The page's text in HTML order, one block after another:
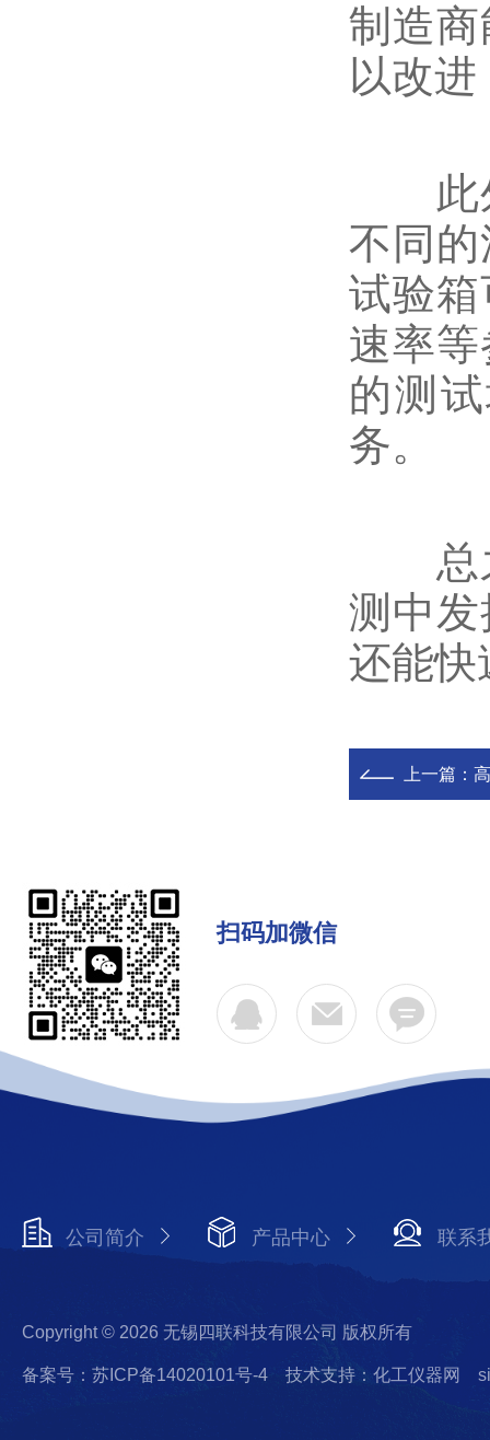
制造
以改
此外
不同
试验
速率
的测
务。
总之
测中
还能快
上一篇： 高
扫码加微信
公司简介 产品中心 联系
Copyright © 2026 无锡四联科技有限公司 版权所有
备案号：苏ICP备14020101号-4 技术支持：化工仪器网